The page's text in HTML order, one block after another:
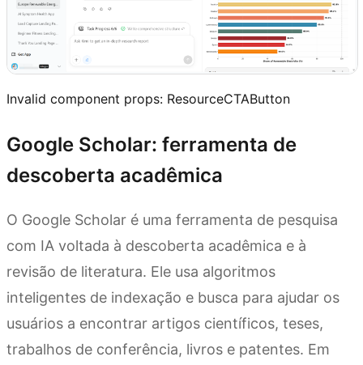
Invalid component props: ResourceCTAButton
Google Scholar: ferramenta de
descoberta acadêmica
O Google Scholar é uma ferramenta de pesquisa
com IA voltada à descoberta acadêmica e à
revisão de literatura. Ele usa algoritmos
inteligentes de indexação e busca para ajudar os
usuários a encontrar artigos científicos, teses,
trabalhos de conferência, livros e patentes. Em